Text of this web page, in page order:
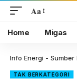
Aa
Home Migas
Info Energi -
TAK BERKATEGORI